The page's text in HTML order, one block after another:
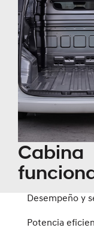
Cabina
Desempeño y
Potencia